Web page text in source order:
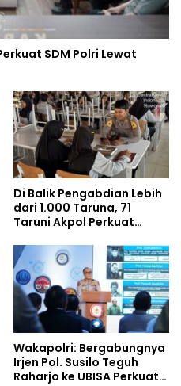
SDM Polri Lewat
Di Balik Pengabdian Lebih
dari 1.000 Taruna, 71
Taruni Akpol Perkuat
Siswa Sekolah Rakyat
Wakapolri: Bergabungnya
Irjen Pol. Susilo Teguh
Raharjo ke UBISA Perkuat